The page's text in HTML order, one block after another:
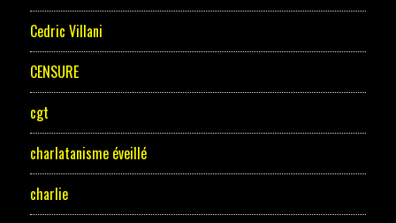
Cedric Villani
CENSURE
cgt
charlatanisme éveillé
charlie